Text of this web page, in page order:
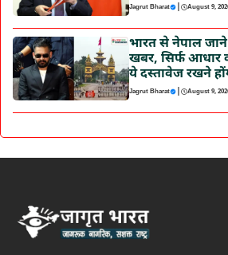
Jagrut Bharat | August 9,
भारत से नेपाल
खबर, सिर्फ आधार
ये दस्तावेज रखने
Jagrut Bharat | August 9,